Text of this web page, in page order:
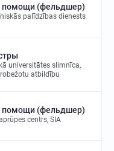
помощи (фельдшер)
palīdzības dienests
universitātes slimnīca,
atbildību
помощи (фельдшер)
centrs, SIA